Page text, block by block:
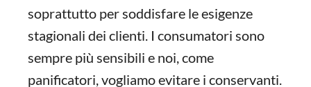
soprattutto per soddisfare le esigenze
stagionali dei clienti. I consumatori sono
sempre più sensibili e noi, come
panificatori, vogliamo evitare i conservanti.